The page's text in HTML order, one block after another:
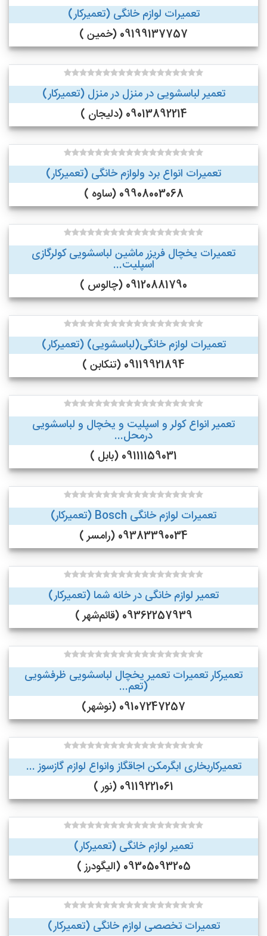
تعمیرات لوازم خانگی (تعمیرکار)
09199137757 (خمین )
تعمیر لباسشویی در منزل در منزل (تعمیرکار)
09013892214 (دلیجان )
تعمیرات انواع برد ولوازم خانگی (تعمیرکار)
09908003068 (ساوه )
تعمیرات یخچال فریزر ماشین لباسشویی کولرگازی
اسپلیت...
09120881790 (چالوس )
تعمیرات لوازم خانگی(لباسشویی) (تعمیرکار)
09119921894 (تنکابن )
تعمیر انواع کولر و اسپلیت و یخچال و لباسشویی
درمحل...
09111159031 (بابل )
تعمیرات لوازم خانگی Bosch (تعمیرکار)
09383390034 (رامسر )
تعمیر لوازم خانگی در خانه شما (تعمیرکار)
09362257939 (قائم‌شهر )
تعمیرکار تعمیرات تعمیر یخچال لباسشویی ظرفشویی
(تعم...
09107247257 (نوشهر)
تعمیرکاربخاری ابگرمکن اجاقگاز وانواع لوازم گازسوز ...
09119221061 (نور )
تعمیر لوازم خانگی (تعمیرکار)
09305093205 (الیگودرز )
تعمیرات تخصصی لوازم خانگی (تعمیرکار)